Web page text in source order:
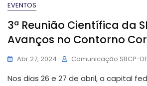
EVENTOS
3ª Reunião Científica da
Avanços no Contorno
Abr 27, 2024 Comunicação SBCP-DF
Nos dias 26 e 27 de abril, a capital